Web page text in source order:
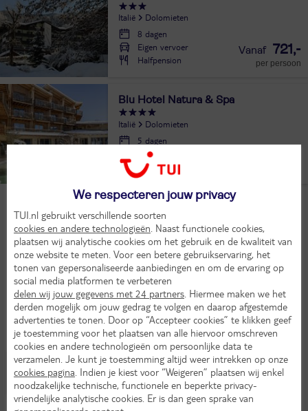
Italië
Dolomieten
8 dagen
Eigen vervoer
Halfpension
721,-
per persoon
Blu Hotel Natura & Spa
Italië
Dolomieten
5 dagen
Eigen vervoer
Halfpension
Bekijk alle vakanties
Populaire bestemmingen
Sankt Ulrich (Ortisei)
(9)
Wolkenstein (Selva)(5)
We respecteren jouw privacy
TUI.nl gebruikt verschillende soorten
cookies en andere technologieën . Naast functionele cookies,
plaatsen wij analytische cookies om het gebruik en de kwaliteit van
onze website te meten. Voor een betere gebruikservaring, het
tonen van gepersonaliseerde aanbiedingen en om de ervaring op
social media platformen te verbeteren
delen wij jouw gegevens met 24 partners . Hiermee maken we het
derden mogelijk om jouw gedrag te volgen en daarop afgestemde
advertenties te tonen. Door op “Accepteer cookies” te klikken geef
je toestemming voor het plaatsen van alle hiervoor omschreven
cookies en andere technologieën om persoonlijke data te
verzamelen. Je kunt je toestemming altijd weer intrekken op onze
cookies pagina . Indien je kiest voor “Weigeren” plaatsen wij enkel
noodzakelijke technische, functionele en beperkte privacy-
vriendelijke analytische cookies. Er is dan geen sprake van